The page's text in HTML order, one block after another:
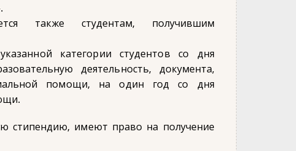
также студентам, получившим
категории студентов со дня
деятельность, документа,
помощи, на один год со дня
стипендию, имеют право на получение